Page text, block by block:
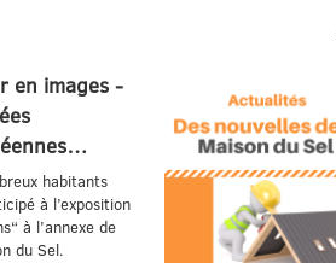
en images -
habitants
à l’exposition
à l’annexe de
du Sel.